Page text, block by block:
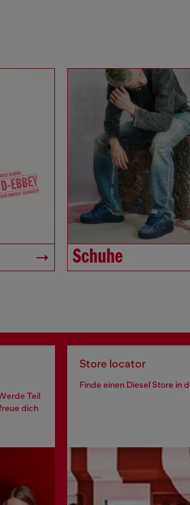
Schuhe
Teil
dich
Store locator
Finde einen Diesel Store in